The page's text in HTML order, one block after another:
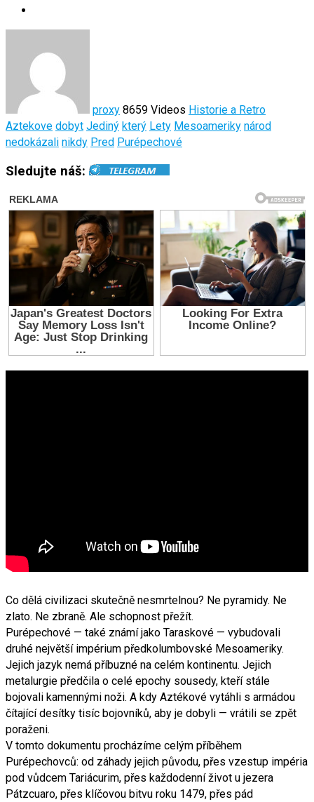
proxy 8659 Videos Historie a Retro
Aztekove dobyt Jediný který Lety Mesoameriky národ
nedokázali nikdy Pred Purépechové
Sledujte náš:
Co dělá civilizaci skutečně nesmrtelnou? Ne pyramidy. Ne
zlato. Ne zbraně. Ale schopnost přežít.
Purépechové — také známí jako Taraskové — vybudovali
druhé největší impérium předkolumbovské Mesoameriky.
Jejich jazyk nemá příbuzné na celém kontinentu. Jejich
metalurgie předčila o celé epochy sousedy, kteří stále
bojovali kamennými noži. A kdy Aztékové vytáhli s armádou
čítající desítky tisíc bojovníků, aby je dobyli — vrátili se zpět
poraženi.
V tomto dokumentu procházíme celým příběhem
Purépechovců: od záhady jejich původu, přes vzestup impéria
pod vůdcem Tariácurim, přes každodenní život u jezera
Pátzcuaro, přes klíčovou bitvu roku 1479, přes pád